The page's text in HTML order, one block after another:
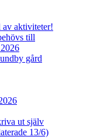
av aktiviteter!
till
gård
ut själv
13/6)